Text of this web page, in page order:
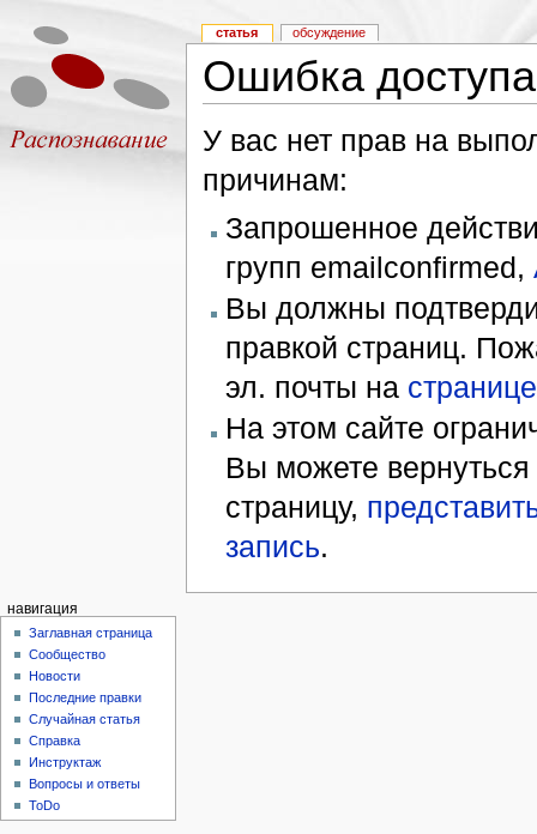
Ошибка доступа
У вас нет прав на
причинам:
Запрошенное
групп emailconfirmed,
Вы должны
правкой страниц.
эл. почты на
На этом сайте
Вы можете
страницу,
запись.
статья обсуждение
навигация
Заглавная страница
Сообщество
Новости
Последние правки
Случайная статья
Справка
Инструктаж
Вопросы и ответы
ToDo